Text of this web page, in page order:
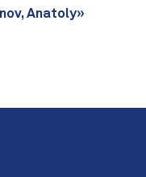
Anatoly»